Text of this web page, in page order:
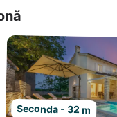
Seconda - 32 m